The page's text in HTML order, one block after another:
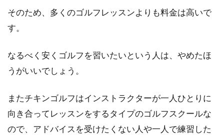
そのため、多くのゴルフレッスンよりも料金は高いで
す。
なるべく安くゴルフを習いたいという人は、やめたほ
うがいいでしょう。
またチキンゴルフはインストラクターが一人ひとりに
向き合ってレッスンをするタイプのゴルフスクールな
ので、アドバイスを受けたくない人や一人で練習した